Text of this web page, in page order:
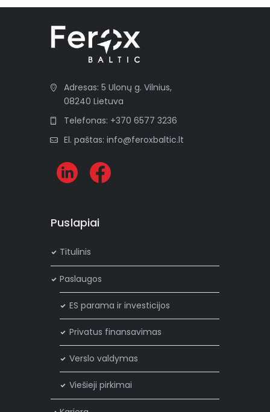
Adresas: 5 Ulonų g. Vilnius,
08240 Lietuva
Telefonas: +370 6577 3236
El. paštas: info@feroxbaltic.lt
Puslapiai
Titulinis
Paslaugos
ES parama ir investicijos
Privatus finansavimas
Verslo valdymas
Viešieji pirkimai